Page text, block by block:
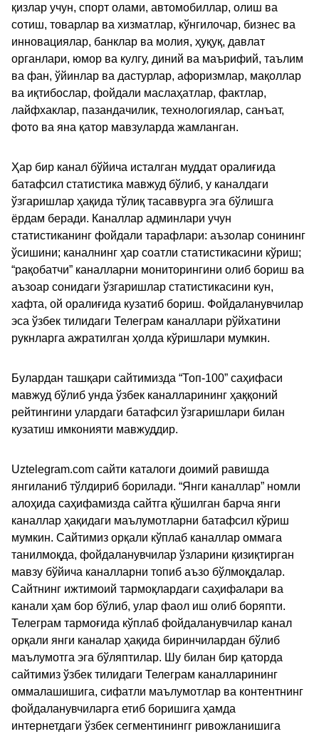
қизлар учун, спорт олами, автомобиллар, олиш ва
сотиш, товарлар ва хизматлар, кўнгилочар, бизнес ва
инновациялар, банклар ва молия, ҳуқуқ, давлат
органлари, юмор ва кулгу, диний ва маърифий, таълим
ва фан, ўйинлар ва дастурлар, афоризмлар, мақоллар
ва иқтибослар, фойдали маслаҳатлар, фактлар,
лайфхаклар, пазандачилик, технологиялар, санъат,
фото ва яна қатор мавзуларда жамланган.
Ҳар бир канал бўйича исталган муддат оралиғида
батафсил статистика мавжуд бўлиб, у каналдаги
ўзгаришлар ҳақида тўлиқ тасаввурга эга бўлишга
ёрдам беради. Каналлар админлари учун
статистиканинг фойдали тарафлари: аъзолар сонининг
ўсишини; каналнинг ҳар соатли статистикасини кўриш;
“рақобатчи” каналларни мониторингини олиб бориш ва
аъзоар сонидаги ўзгаришлар статистикасини кун,
хафта, ой оралиғида кузатиб бориш. Фойдаланувчилар
эса ўзбек тилидаги Телеграм каналлари рўйхатини
рукнларга ажратилган ҳолда кўришлари мумкин.
Булардан ташқари сайтимизда “Топ-100” саҳифаси
мавжуд бўлиб унда ўзбек каналларининг ҳаққоний
рейтингини улардаги батафсил ўзгаришлари билан
кузатиш имконияти мавжуддир.
Uztelegram.com сайти каталоги доимий равишда
янгиланиб тўлдириб борилади. “Янги каналлар” номли
алоҳида саҳифамизда сайтга қўшилган барча янги
каналлар ҳақидаги маълумотларни батафсил кўриш
мумкин. Сайтимиз орқали кўплаб каналлар оммага
танилмоқда, фойдаланувчилар ўзларини қизиқтирган
мавзу бўйича каналларни топиб аъзо бўлмоқдалар.
Сайтнинг ижтимоий тармоқлардаги саҳифалари ва
канали ҳам бор бўлиб, улар фаол иш олиб боряпти.
Телеграм тармоғида кўплаб фойдаланувчилар канал
орқали янги каналар ҳақида биринчилардан бўлиб
маълумотга эга бўляптилар. Шу билан бир қаторда
сайтимиз ўзбек тилидаги Телеграм каналларининг
оммалашишига, сифатли маълумотлар ва контентнинг
фойдаланувчиларга етиб боришига ҳамда
интернетдаги ўзбек сегментинингг ривожланишига